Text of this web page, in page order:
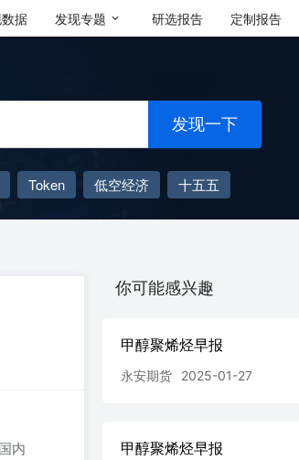
据 发现专题 研选报告 定制报告
发现一下
Token 低空经济
十五五
内
你可能感兴趣
甲醇聚烯烃早报
永安期货 2025-01-27
甲醇聚烯烃早报